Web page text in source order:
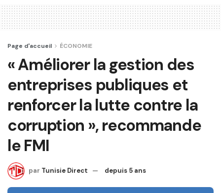
Page d'accueil ÉCONOMIE
« Améliorer la gestion des
entreprises publiques et
renforcer la lutte contre la
corruption », recommande
le FMI
par Tunisie Direct depuis 5 ans